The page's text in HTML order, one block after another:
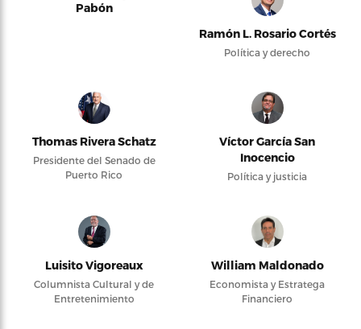
Pabón
Ramón L. Rosario Cortés
Política y derecho
Thomas Rivera Schatz
Presidente del Senado de
Puerto Rico
Víctor García San
Inocencio
Política y justicia
Luisito Vigoreaux
Columnista Cultural y de
Entretenimiento
William Maldonado
Economista y Estratega
Financiero